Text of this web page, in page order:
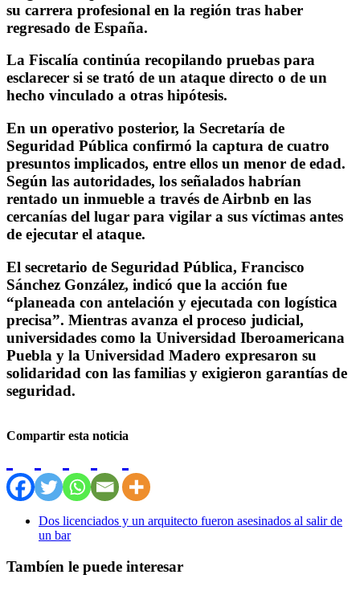
su carrera profesional en la región tras haber
regresado de España.
La Fiscalía continúa recopilando pruebas para
esclarecer si se trató de un ataque directo o de un
hecho vinculado a otras hipótesis.
En un operativo posterior, la Secretaría de
Seguridad Pública confirmó la captura de cuatro
presuntos implicados, entre ellos un menor de edad.
Según las autoridades, los señalados habrían
rentado un inmueble a través de Airbnb en las
cercanías del lugar para vigilar a sus víctimas antes
de ejecutar el ataque.
El secretario de Seguridad Pública, Francisco
Sánchez González, indicó que la acción fue
“planeada con antelación y ejecutada con logística
precisa”. Mientras avanza el proceso judicial,
universidades como la Universidad Iberoamericana
Puebla y la Universidad Madero expresaron su
solidaridad con las familias y exigieron garantías de
seguridad.
Compartir esta noticia
Dos licenciados y un arquitecto fueron asesinados al salir de
un bar
Tambíen le puede interesar